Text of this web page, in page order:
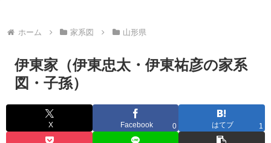
ホーム 家系図 山形県
伊東家（伊東忠太・伊東祐彦の家系
図・子孫）
X Facebook 0 はてブ 1